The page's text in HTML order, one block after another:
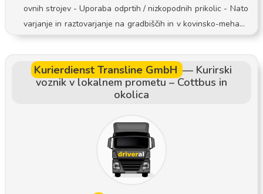
etij na Google Maps Na spodnji spletni strani si lahko ogled
ate naše sestave! https://matetrans.webnode.hu/
ovnih strojev - Uporaba odprtih / nizkopodnih prikolic - Nato
varjanje in raztovarjanje na gradbiščih in v kovinsko-mehans
kih podjetjih - Upoštevanje varnostnih postopkov in potoval
Kurierdienst Transline GmbH — Kurirski
voznik v lokalnem prometu – Cottbus in
okolica